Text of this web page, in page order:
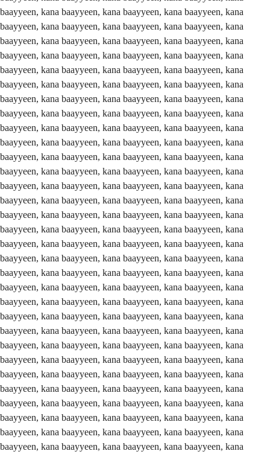
aayyeen, kana baayyeen, kana baayyeen, kana baayyeen, kana baayyeen, kana baayyeen, kana baayyeen, kana baayyeen, kana baayyeen, kana baayyeen, kana baayyeen, kana baayyeen, kana baayyeen, kana baayyeen, kana baayyeen, kana baayyeen, kana baayyeen, kana baayyeen, kana baayyeen, kana baayyeen, kana baayyeen, kana baayyeen, kana baayyeen, kana baayyeen, kana baayyeen, kana baayyeen, kana baayyeen, kana baayyeen, kana baayyeen, kana baayyeen, kana baayyeen, kana baayyeen, kana baayyeen, kana baayyeen, kana baayyeen, kana baayyeen, kana baayyeen, kana baayyeen, kana baayyeen, kana baayyeen, kana baayyeen, kana baayyeen, kana baayyeen, kana baayyeen, kana baayyeen, kana baayyeen, kana baayyeen, kana baayyeen, kana baayyeen, kana baayyeen, kana baayyeen, kana baayyeen, kana baayyeen, kana baayyeen, kana baayyeen, kana baayyeen, kana baayyeen, kana baayyeen, kana baayyeen, kana baayyeen, kana baayyeen, kana baayyeen, kana baayyeen, kana baayyeen, kana baayyeen, kana baayyeen, kana baayyeen, kana baayyeen, kana baayyeen, kana baayyeen, kana baayyeen, kana baayyeen, kana baayyeen, kana baayyeen, kana baayyeen, kana baayyeen, kana baayyeen, kana baayyeen, kana baayyeen, kana baayyeen, kana baayyeen, kana baayyeen, kana baayyeen, kana baayyeen, kana baayyeen, kana baayyeen, kana baayyeen, kana baayyeen, kana baayyeen, kana baayyeen, kana baayyeen, kana baayyeen, kana baayyeen, kana baayyeen, kana baayyeen, kana baayyeen, kana baayyeen, kana baayyeen, kana baayyeen, kana baayyeen, kana baayyeen, kana baayyeen, kana baayyeen, kana baayyeen, kana baayyeen, kana baayyeen, kana baayyeen, kana baayyeen, kana baayyeen, kana baayyeen, kana baayyeen, kana baayyeen, kana baayyeen, kana baayyeen, kana baayyeen, kana baayyeen, kana baayyeen, kana baayyeen, kana baayyeen, kana baayyeen, kana baayyeen, kana baayyeen, kana baayyeen, kana baayyeen, kana baayyeen, kana baayyeen, kana baayyeen, kana baayyeen, kana baayyeen, kana baayyeen, kana baayyeen, kana baayyeen, kana baayyeen, kana baayyeen, kana baayyeen, kana baayyeen, kana baayyeen, kana baayyeen, kana baayyeen, kana baayyeen, kana baayyeen, kana baayyeen, kana baayyeen, kana baayyeen, kana baayyeen, kana baayyeen, kana baayyeen, kana baayyeen, kana baayyeen, kana baayyeen, kana baayyeen, kana baayyeen, kana baayyeen, kana baayyeen, kana baayyeen, kana baayyeen, kana baayyeen, kana baayyeen, kana baayyeen, kana baayyeen, kana baayyeen, kana baayyeen, kana baayyeen, kana baayyeen, kana baayyeen, kana baayyeen, kana baayyeen, kana baayyeen, kana baayyeen, kana baayyeen, kana baayyeen, kana baayyeen, kana baayyeen, kana baayyeen, kana baayyeen, kana baayyeen, kana baayyeen, kana baayyeen, kana baayyeen, kana baayyeen, kana baayyeen, kana baayyeen, kana baayyeen, kana baayyeen, kana baayyeen, kana baayyeen, kana baayyeen, kana baayyeen, kana baayyeen, kana baayyeen, kana baayyeen, kana baayyeen, kana baayyeen, kana baayyeen, kana baayyeen, kana baayyeen, kana baayyeen, kana baayyeen, kana baayyeen, kana baayyeen, kana baayyeen, kana baayyeen, kana baayyeen, kana baayyeen, kana baayyeen, kana baayyeen, kana baayyeen, kana baayyeen, kana baayyeen, kana baayyeen, kana baayyeen, kana baayyeen, kana baayyeen, kana baayyeen, kana baayyeen, kana baayyeen, kana baayyeen, kana baayyeen, kana baayyeen, kana baayyeen, kana baayyeen, kana baayyeen, kana baayyeen, kana baayyeen, kana baayyeen, kana baayyeen, kana baayyeen, kana baayyeen, kana baayyeen, kana baayyeen, kana baayyeen, kana baayyeen, kana baayyeen, kana baayyeen, kana baayyeen, kana baayyeen, kana baayyeen, kana baayyeen, kana baayyeen, kana baayyeen, kana baayyeen, kana baayyeen, kana baayyeen, kana baayyeen, kana baayyeen, kana baayyeen, kana baayyeen, kana baayyeen, kana baayyeen, kana baayyeen, kana baayyeen, kana baayyeen, kana baayyeen, kana baayyeen, kana baayyeen, kana baayyeen, kana baayyeen, kana baayyeen, kana baayyeen, kana baayyeen, kana baayyeen, kana baayyeen, kana baayyeen, kana baayyeen, kana baayyeen, kana baayyeen, kana baayyeen, kana baayyeen, kana baayyeen, kana baayyeen, kana baayyeen, kana baayyeen, kana baayyeen, kana baayyeen, kana baayyeen, kana baayyeen, kana baayyeen, kana baayyeen, kana baayyeen, kana baayyeen, kana baayyeen, kana baayyeen, kana baayyeen, kana baayyeen, kana baayyeen, kana baayyeen, kana baayyeen, kana baayyeen, kana baayyeen, kana baayyeen, kana baayyeen, kana baayyeen, kana baayyeen, kana baayyeen, kana baayyeen, kana baayyeen, kana baayyeen, kana baayyeen, kana baayyeen, kana baayyeen, kana baayyeen, kana baayyeen, kana baayyeen, kana baayyeen, kana baayyeen, kana baayyeen, kana baayyeen, kana baayyeen, kana baayyeen, kana baayyeen, kana baayyeen, kana baayyeen, kana baayyeen, kana baayyeen, kana baayyeen, kana baayyeen, kana baayyeen, kana baayyeen, kana baayyeen, kana baayyeen, kana baayyeen, kana baayyeen, kana baayyeen, kana baayyeen, kana baayyeen, kana baayyeen, kana baayyeen, kana baayyeen, kana baayyeen, kana baayyeen, kana baayyeen, kana baayyeen, kana baayyeen, kana baayyeen, kana baayyeen, kana baayyeen, kana baayyeen, kana baayyeen, kana baayyeen, kana baayyeen, kana baayyeen, kana baayyeen, kana baayyeen, kana baayyeen, kana baayyeen, kana baayyeen, kana baayyeen, kana baayyeen, kana baayyeen, kana baayyeen, kana baayyeen, kana baayyeen, kana baayyeen, kana baayyeen, kana baayyeen, kana baayyeen, kana baayyeen, kana baayyeen, kana baayyeen, kana baayyeen, kana baayyeen, kana baayyeen, kana baayyeen, kana baayyeen, kana baayyeen, kana baayyeen, kana baayyeen, kana baayyeen, kana baayyeen, kana baayyeen, kana baayyeen, kana baayyeen, kana baayyeen, kana baayyeen, kana baayyeen, kana baayyeen, kana baayyeen, kana baayyeen, kana baayyeen, kana baayyeen, kana baayyeen, kana baayyeen, kana baayyeen, kana baayyeen, kana baayyeen, kana baayyeen, kana baayyeen, kana baayyeen, kana baayyeen, kana baayyeen, kana baayyeen, kana baayyeen, kana baayyeen, kana baayyeen, kana baayyeen, kana baayyeen, kana baayyeen, kana baayyeen, kana baayyeen, kana baayyeen, kana baayyeen, kana baayyeen, kana baayyeen, kana baayyeen, kana baayyeen, kana baayyeen, kana baayyeen, kana baayyeen, kana baayyeen, kana baayyeen, kana baayyeen, kana baayyeen, kana baayyeen, kana baayyeen, kana baayyeen, kana baayyeen, kana baayyeen, kana baayyeen, kana baayyeen, kana baayyeen, kana baayyeen, kana baayyeen, kana baayyeen, kana baayyeen, kana baayyeen, kana baayyeen, kana baayyeen, kana baayyeen, kana baayyeen, kana baayyeen, kana baayyeen, kana baayyeen, kana baayyeen, kana baayyeen, kana baayyeen, kana baayyeen, kana baayyeen, kana baayyeen, kana baayyeen, kana baayyeen, kana baayyeen, kana baayyeen, kana baayyeen, kana baayyeen, kana baayyeen, kana baayyeen, kana baayyeen, kana baayyeen, kana baayyeen, kana baayyeen, kana baayyeen, kana baayyeen, kana baayyeen, kana baayyeen, kana baayyeen, kana baayyeen, kana baayyeen, kana baayyeen, kana baayyeen, kana baayyeen, kana baayyeen, kana baayyeen, kana baayyeen, kana baayyeen, kana baayyeen, kana baayyeen, kana baayyeen, kana baayyeen, kana baayyeen, kana baayyeen, kana baayyeen, kana baayyeen, kana baayyeen, kana baayyeen, kana baayyeen, kana baayyeen, kana baayyeen, kana baayyeen, kana baayyeen, kana baayyeen, kana baayyeen, kana baayyeen, kana baayyeen, kana baayyeen, kana baayyeen, kana baayyeen, kana baayyeen, kana baayyeen, kana baayyeen, kana baayyeen, kana baayyeen, kana baayyeen, kana baayyeen, kana baayyeen, kana baayyeen, kana baayyeen, kana baayyeen, kana baayyeen, kana baayyeen, kana baayyeen, kana baayyeen, kana baayyeen, kana baayyeen, kana baayyeen, kana baayyeen, kana baayyeen, kana baayyeen, kana baayyeen, kana baayyeen, kana baayyeen, kana baayyeen, kana baayyeen, kana baayyeen, kana baayyeen, kana baayyeen, kana baayyeen, kana baayyeen, kana baayyeen, kana baayyeen, kana baayyeen, kana baayyeen, kana baayyeen, kana baayyeen, kana baayyeen, kana baayyeen, kana baayyeen, kana baayyeen, kana baayyeen, kana baayyeen, kana baayyeen, kana baayyeen, kana baayyeen, kana baayyeen, kana baayyeen, kana baayyeen, kana baayyeen, kana baayyeen, kana baayyeen, kana baayyeen, kana baayyeen, kana baayyeen, kana baayyeen, kana baayyeen, kana baayyeen, kana baayyeen, kana baayyeen, kana baayyeen, kana baayyeen, kana baayyeen, kana baayyeen, kana baayyeen, kana baayyeen, kana baayyeen, kana baayyeen, kana baayyeen, kana baayyeen, kana baayyeen, kana baayyeen, kana baayyeen, kana baayyeen, kana baayyeen, kana baayyeen, kana baayyeen, kana baayyeen, kana baayyeen, kana baayyeen, kana baayyeen, kana baayyeen, kana baayyeen, kana baayyeen, kana baayyeen, kana baayyeen, kana baayyeen, kana baayyeen, kana baayyeen, kana baayyeen, kana baayyeen, kana baayyeen, kana baayyeen, kana baayyeen, kana baayyeen, kana baayyeen, kana baayyeen, kana baayyeen, kana baayyeen, kana baayyeen, kana baayyeen, kana baayyeen, kana baayyeen, kana baayyeen, kana baayyeen, kana baayyeen, kana baayyeen, kana baayyeen, kana baayyeen, kana baayyeen, kana baayyeen, kana baayyeen, kana baayyeen, kana baayyeen, kana baayyeen, kana baayyeen, kana baayyeen, kana baayyeen, kana baayyeen, kana baayyeen, kana baayyeen, kana baayyeen, kana baayyeen, kana baayyeen, kana baayyeen, kana baayyeen, kana baayyeen, kana baayyeen, kana baayyeen, kana baayyeen, kana baayyeen, kana baayyeen, kana baayyeen, kana baayyeen, kana baayyeen, kana baayyeen, kana baayyeen, kana baayyeen, kana baayyeen, kana baayyeen, kana baayyeen, kana baayyeen, kana baayyeen, kana baayyeen, kana baayyeen, kana baayyeen, kana baayyeen, kana baayyeen, kana baayyeen, kana baayyeen, kana baayyeen, kana baayyeen, kana baayyeen, kana baayyeen, kana baayyeen, kana baayyeen, kana baayyeen, kana baayyeen, kana baayyeen, kana baayyeen, kana baayyeen, kana baayyeen, kana baayyeen, kana baayyeen, kana baayyeen, kana baayyeen, kana baayyeen, kana baayyeen, kana baayyeen, kana baayyeen, kana baayyeen, kana baayyeen, kana baayyeen, kana baayyeen, kana baayyeen, kana baayyeen, kana baayyeen, kana baayyeen, kana baayyeen, kana baayyeen, kana baayyeen, k